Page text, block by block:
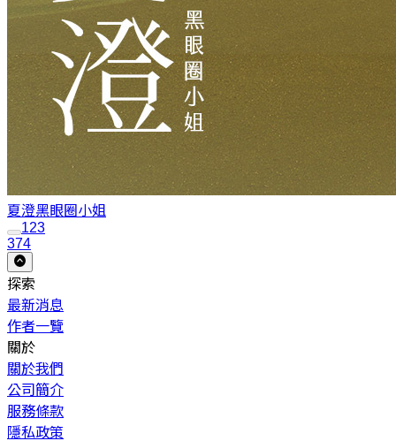
夏澄黑眼圈小姐
123
374
探索
最新消息
作者一覽
關於
關於我們
公司簡介
服務條款
隱私政策